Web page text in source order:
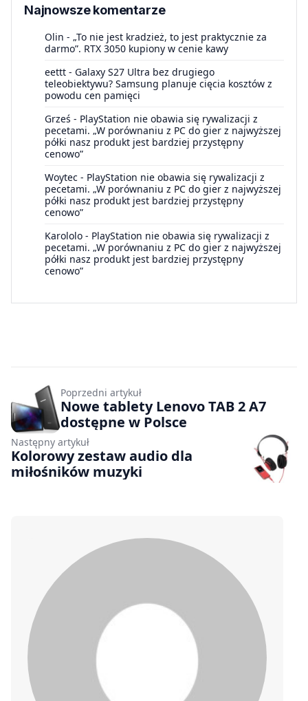
Najnowsze komentarze
Olin - „To nie jest kradzież, to jest praktycznie za
darmo”. RTX 3050 kupiony w cenie kawy
eettt - Galaxy S27 Ultra bez drugiego
teleobiektywu? Samsung planuje cięcia kosztów z
powodu cen pamięci
Grześ - PlayStation nie obawia się rywalizacji z
pecetami. „W porównaniu z PC do gier z najwyższej
półki nasz produkt jest bardziej przystępny
cenowo”
Woytec - PlayStation nie obawia się rywalizacji z
pecetami. „W porównaniu z PC do gier z najwyższej
półki nasz produkt jest bardziej przystępny
cenowo”
Karololo - PlayStation nie obawia się rywalizacji z
pecetami. „W porównaniu z PC do gier z najwyższej
półki nasz produkt jest bardziej przystępny
cenowo”
Poprzedni artykuł
Nowe tablety Lenovo TAB 2 A7
dostępne w Polsce
Następny artykuł
Kolorowy zestaw audio dla
miłośników muzyki